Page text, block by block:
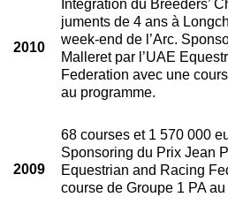
2010
Intégration du Breeders’
juments de 4 ans à
week-end de l’Arc.
Malleret par l’UAE
Federation avec une
au programme.
2009
68 courses et 1 570 000
Sponsoring du Prix Jean
Equestrian and Racing
course de Groupe 1 PA